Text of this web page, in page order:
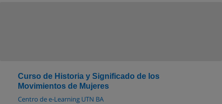
Curso de Historia y Significado de los
Movimientos de Mujeres
Centro de e-Learning UTN BA